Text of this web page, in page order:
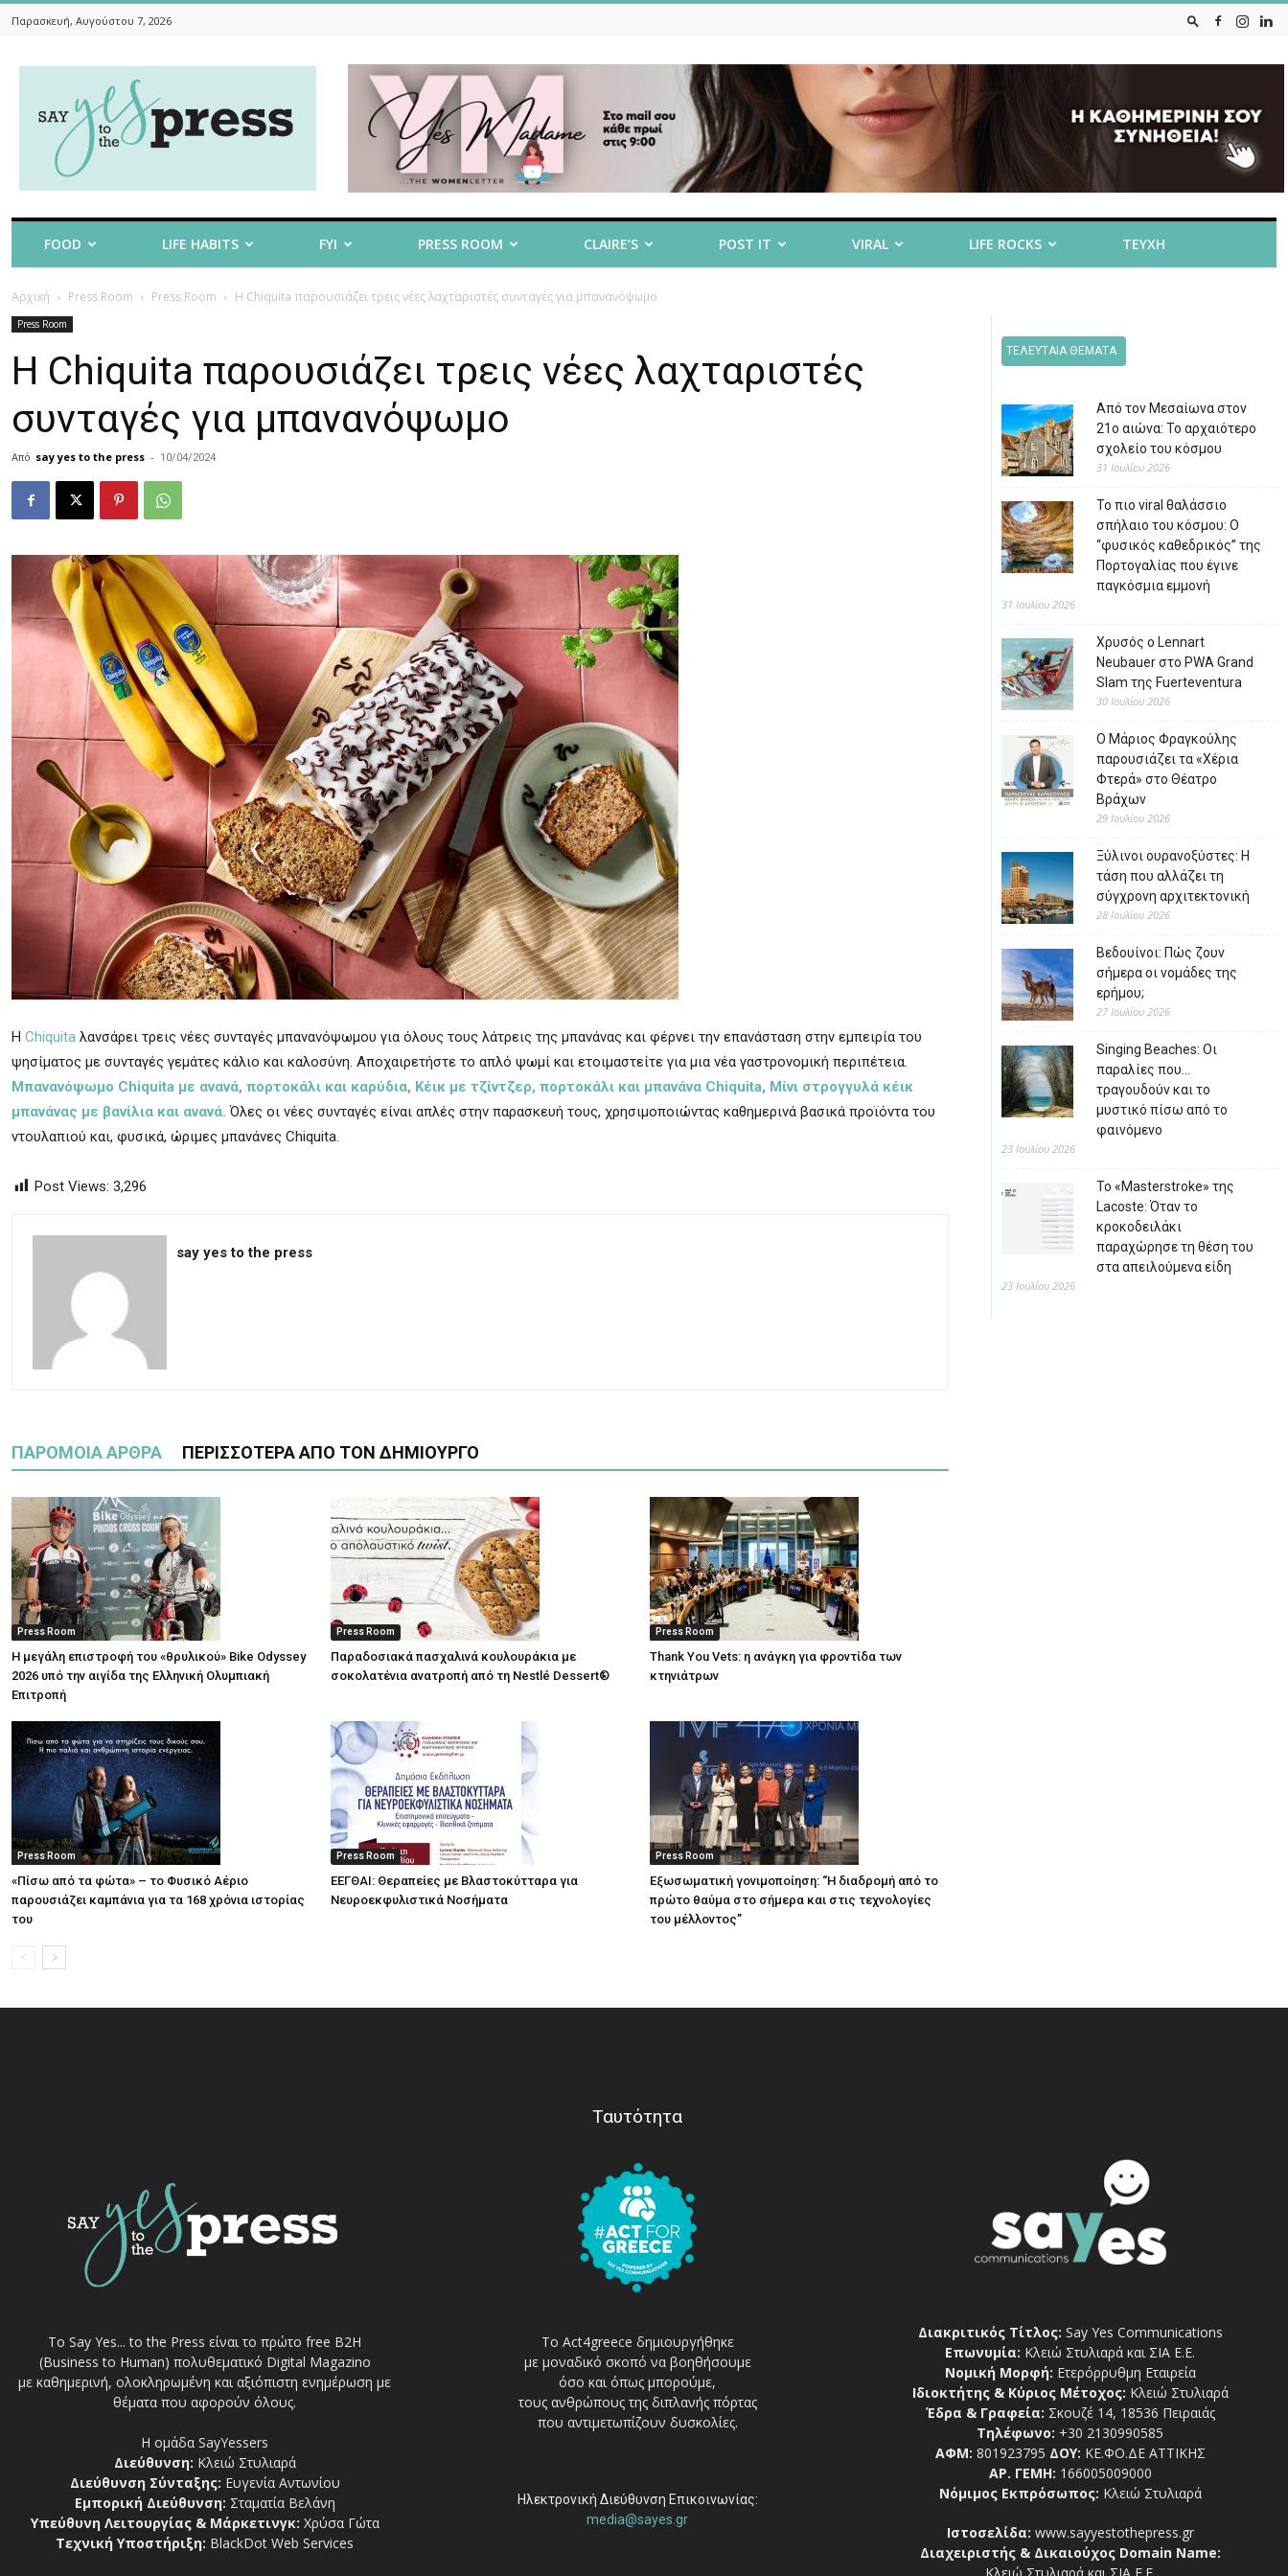
Παρασκευή, Αυγούστου 7, 2026
To
The
FOOD LIFE HABITS FYI PRESS ROOM CLAIRE’S POST IT VIRAL LIFE ROCKS ΤΕΥΧΗ
Αρχική Press Room Press Room Η Chiquita παρουσιάζει τρεις νέες λαχταριστές συνταγές για μπανανόψωμο
Press Room
Η Chiquita παρουσιάζει τρεις νέες λαχταριστές
συνταγές για μπανανόψωμο
Από say yes to the press - 10/04/2024
Η Chiquita λανσάρει τρεις νέες συνταγές μπανανόψωμου για όλους τους λάτρεις της μπανάνας και φέρνει την επανάσταση στην εμπειρία του
ψησίματος με συνταγές γεμάτες κάλιο και καλοσύνη. Αποχαιρετήστε το απλό ψωμί και ετοιμαστείτε για μια νέα γαστρονομική περιπέτεια.
Μπανανόψωμο Chiquita με ανανά, πορτοκάλι και καρύδια, Κέικ με τζίντζερ, πορτοκάλι και μπανάνα Chiquita, Μίνι στρογγυλά κέικ
μπανάνας με βανίλια και ανανά.Όλες οι νέες συνταγές είναι απλές στην παρασκευή τους, χρησιμοποιώντας καθημερινά βασικά προϊόντα του
ντουλαπιού και, φυσικά, ώριμες μπανάνες Chiquita.
Post Views: 3,296
say yes to the press
ΠΑΡΟΜΟΙΑ ΑΡΘΡΑ ΠΕΡΙΣΣΟΤΕΡΑ ΑΠΟ ΤΟΝ ΔΗΜΙΟΥΡΓΟ
Press Room
Η μεγάλη επιστροφή του «θρυλικού» Bike Odyssey
2026 υπό την αιγίδα της Ελληνική Ολυμπιακή
Επιτροπή
Press Room
Παραδοσιακά πασχαλινά κουλουράκια με
σοκολατένια ανατροπή από τη Nestlé Dessert®
Press Room
Thank You Vets: η ανάγκη για φροντίδα των
κτηνιάτρων
Press Room
«Πίσω από τα φώτα» – το Φυσικό Αέριο
παρουσιάζει καμπάνια για τα 168 χρόνια ιστορίας
του
Press Room
ΕΕΓΘΑΙ: Θεραπείες με Βλαστοκύτταρα για
Νευροεκφυλιστικά Νοσήματα
Press Room
Eξωσωματική γονιμοποίηση: “Η διαδρομή από το
πρώτο θαύμα στο σήμερα και στις τεχνολογίες
του μέλλοντος’’
ΤΕΛΕΥΤΑΙΑ ΘΕΜΑΤΑ
Από τον Μεσαίωνα στον
21ο αιώνα: Το αρχαιότερο
σχολείο του κόσμου
31 Ιουλίου 2026
Το πιο viral θαλάσσιο
σπήλαιο του κόσμου: Ο
“φυσικός καθεδρικός” της
Πορτογαλίας που έγινε
παγκόσμια εμμονή
31 Ιουλίου 2026
Χρυσός ο Lennart
Neubauer στο PWA Grand
Slam της Fuerteventura
30 Ιουλίου 2026
Ο Μάριος Φραγκούλης
παρουσιάζει τα «Χέρια
Φτερά» στο Θέατρο
Βράχων
29 Ιουλίου 2026
Ξύλινοι ουρανοξύστες: Η
τάση που αλλάζει τη
σύγχρονη αρχιτεκτονική
28 Ιουλίου 2026
Βεδουίνοι: Πώς ζουν
σήμερα οι νομάδες της
ερήμου;
27 Ιουλίου 2026
Singing Beaches: Οι
παραλίες που…
τραγουδούν και το
μυστικό πίσω από το
φαινόμενο
23 Ιουλίου 2026
Το «Masterstroke» της
Lacoste: Όταν το
κροκοδειλάκι
παραχώρησε τη θέση του
στα απειλούμενα είδη
23 Ιουλίου 2026
Το Say Yes... to the Press είναι το πρώτο free Β2Η
(Business to Human) πολυθεματικό Digital Magazino
με καθημερινή, ολοκληρωμένη και αξιόπιστη ενημέρωση με
θέματα που αφορούν όλους.
Η ομάδα SayYessers
Διεύθυνση: Κλειώ Στυλιαρά
Διεύθυνση Σύνταξης: Ευγενία Αντωνίου
Εμπορική Διεύθυνση: Σταματία Βελάνη
Υπεύθυνη Λειτουργίας & Μάρκετινγκ: Χρύσα Γώτα
Τεχνική Υποστήριξη: BlackDot Web Services
Ταυτότητα
Το Act4greece δημιουργήθηκε
με μοναδικό σκοπό να βοηθήσουμε
όσο και όπως μπορούμε,
τους ανθρώπους της διπλανής πόρτας
που αντιμετωπίζουν δυσκολίες.
Ηλεκτρονική Διεύθυνση Επικοινωνίας:
media@sayes.gr
Διακριτικός Τίτλος: Say Yes Communications
Επωνυμία: Κλειώ Στυλιαρά και ΣΙΑ Ε.Ε.
Νομική Μορφή: Ετερόρρυθμη Εταιρεία
Ιδιοκτήτης & Κύριος Μέτοχος: Κλειώ Στυλιαρά
Έδρα & Γραφεία: Σκουζέ 14, 18536 Πειραιάς
Τηλέφωνο: +30 2130990585
ΑΦΜ: 801923795 ΔΟΥ: ΚΕ.ΦΟ.ΔΕ ΑΤΤΙΚΗΣ
ΑΡ. ΓΕΜΗ: 166005009000
Νόμιμος Εκπρόσωπος: Κλειώ Στυλιαρά
Ιστοσελίδα: www.sayyestothepress.gr
Διαχειριστής & Δικαιούχος Domain Name:
Κλειώ Στυλιαρά και ΣΙΑ Ε.Ε.